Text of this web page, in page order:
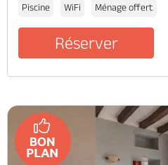
Piscine WiFi Ménage offert
Réserver